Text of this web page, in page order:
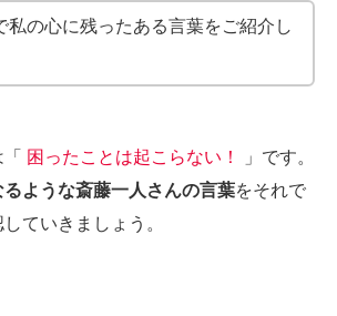
私の心に残ったある言葉をご紹介し
困ったことは起こらない！
」です。
ような斎藤一人さんの言葉をそれで
ていきましょう。